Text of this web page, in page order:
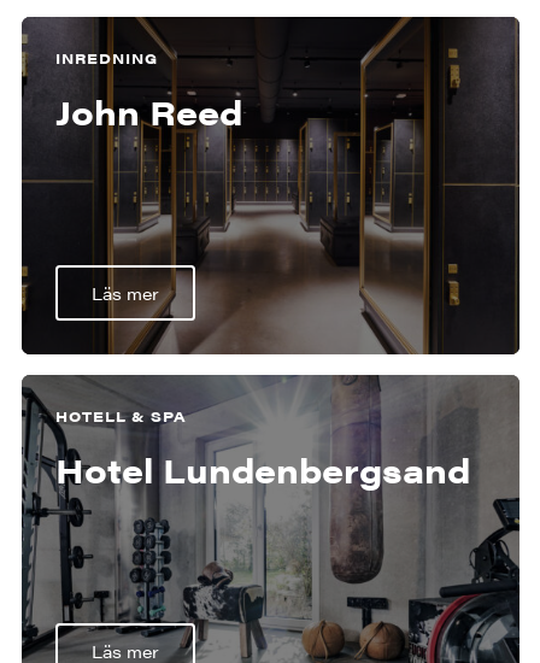
INREDNING
John Reed
Läs mer
HOTELL & SPA
Hotel Lundenbergsand
Läs mer